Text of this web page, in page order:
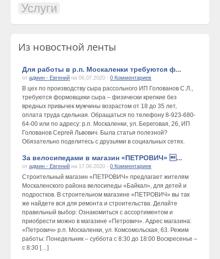
Услуги
Из новостной ленты
Для работы в р.п. Москаленки требуются ф...
отадмин - Евгений на 06.07.2020 -0 Комментариев
В цех по производству сыра рассольного ИП Голованов С.Л.,
требуются формовщики сыра – физически крепкие без
вредных привычек мужчины возрастом от 18 до 35 лет,
оплата труда сдельная. Обращаться по телефону 8-923-680-
64-00 или по адресу: р.п. Москаленки, ул. Береговая, 26, ИП
Голованов Сергей Львович. Была статья полезной?
Обязательно поделитесь с друзьями в социальных сетях.
За велосипедами в магазин «ПЕТРОВИЧ» ...
отадмин - Евгений на 17.06.2020 -0 Комментариев
Строительный магазин «ПЕТРОВИЧ» предлагает жителям
Москаленского района велосипеды «Байкал», для детей и
подростков. В строительном магазине «ПЕТРОВИЧ» вы так
же найдете вся для ремонта и строительства. Делайте
правильный выбор: Ознакомиться с ассортиментом и
приобрести можно в магазине «Петрович». Адрес магазина:
«Петрович» р.п. Москаленки, ул. Комсомольская, 63. Режим
работы: Понедельник – суббота с 8:30 до 18:00 Воскресенье –
с 8:30 […]